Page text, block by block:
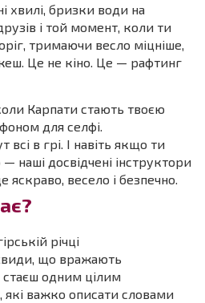
хвилі, бризки води на
і той момент, коли ти
тримаючи весло міцніше,
Це не кіно. Це — рафтинг
Карпати стають твоєю
для селфі.
всі в грі. І навіть якщо ти
наші досвідчені інструктори
весело і безпечно.
річці
що вражають
одним цілим
які важко описати словами